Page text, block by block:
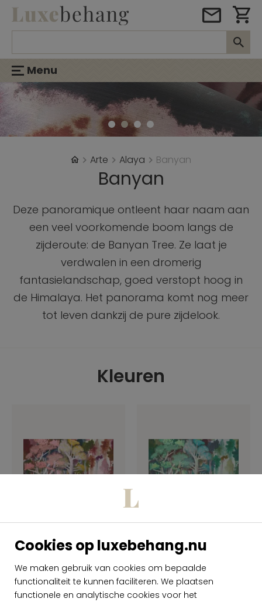
Cookies op luxebehang.nu
We maken gebruik van cookies om bepaalde
functionaliteit te kunnen faciliteren. We plaatsen
functionele en analytische cookies voor het
Menu
Arte Alaya Banyan
Banyan
Deze panoramique ontleent haar naam aan
een veel voorkomende boom langs de
zijderoute: de Banyan Tree. Ze laat je
verdwalen in een dromerig
fantasielandschap, goed verstopt hoog in
de Himalaya. Het panorama komt nog meer
tot leven dankzij de pure zijdelook.
Kleuren
Arte Alaya Banyan
Red Blossom 11530
€ 2.599,00 couture
Op voorraad
Arte Alaya Banyan
€ 2.599,00 couture
Op voorraad